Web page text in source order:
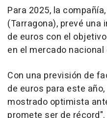
Para 2025, la
(Tarragona), prevé una
de euros con el
en el mercado
Con una previsión de
de euros para este
mostrado optimista
promete ser de récord".